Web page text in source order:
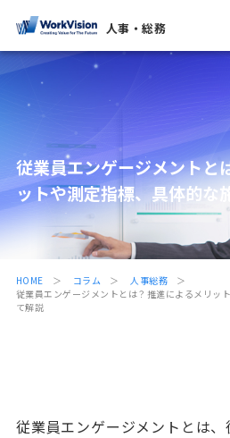
人事・総務
従業員エンゲージメントと
ットや測定指標、具体的な
HOME コラム
人事総務
従業員エンゲージメントとは？推進によるメリッ
て解説
従業員エンゲージメントとは